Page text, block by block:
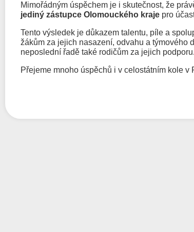
Mimořádným úspěchem je i skutečnost, že
jediný zástupce Olomouckého kraje pro
Tento výsledek je důkazem talentu, píle a
žákům za jejich nasazení, odvahu a týmového
neposlední řadě také rodičům za jejich podporu.
Přejeme mnoho úspěchů i v celostátním kole v